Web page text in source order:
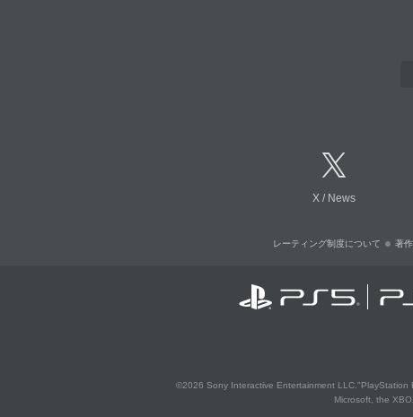
X / News
レーティング制度について 著
©2026 Sony Interactive Entertainment
Microsoft, the